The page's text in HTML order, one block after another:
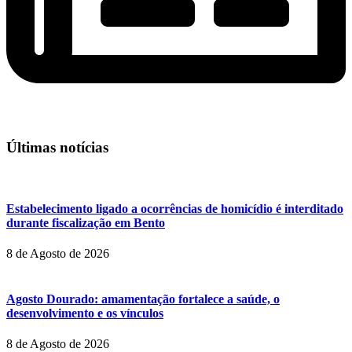
Últimas notícias
Estabelecimento ligado a ocorrências de homicídio é interditado
durante fiscalização em Bento
8 de Agosto de 2026
Agosto Dourado: amamentação fortalece a saúde, o
desenvolvimento e os vínculos
8 de Agosto de 2026